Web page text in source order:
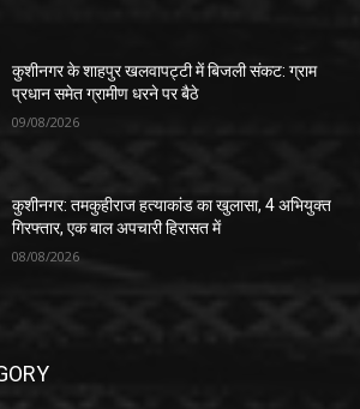
कुशीनगर के शाहपुर खलवापट्टी में बिजली संकट: ग्राम
प्रधान समेत ग्रामीण धरने पर बैठे
09/08/2026
कुशीनगर: तमकुहीराज हत्याकांड का खुलासा, 4 अभियुक्त
गिरफ्तार, एक बाल अपचारी हिरासत में
08/08/2026